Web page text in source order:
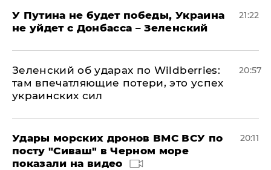
У Путина не будет победы, Украина
не уйдет с Донбасса – Зеленский
21:22
Зеленский об ударах по Wildberries:
там впечатляющие потери, это успех
украинских сил
20:57
Удары морских дронов ВМС ВСУ по
посту "Сиваш" в Черном море
показали на видео
20:11